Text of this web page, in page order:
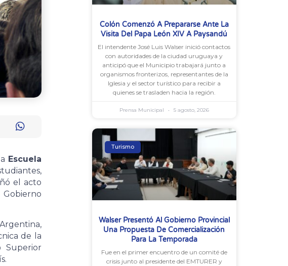
Escuela
el acto
de la
Superior
Colón Comenzó A Prepararse Ante La
Visita Del Papa León XIV A Paysandú
El intendente José Luis Walser inició contactos
con autoridades de la ciudad uruguaya y
anticipó que el Municipio trabajará junto a
organismos fronterizos, representantes de la
Iglesia y el sector turístico para recibir a
quienes se trasladen hacia la región.
Prensa Municipal 5 agosto, 2026
Turismo
Walser Presentó Al Gobierno Provincial
Una Propuesta De Comercialización
Para La Temporada
Fue en el primer encuentro de un comité de
crisis junto al presidente del EMTURER y